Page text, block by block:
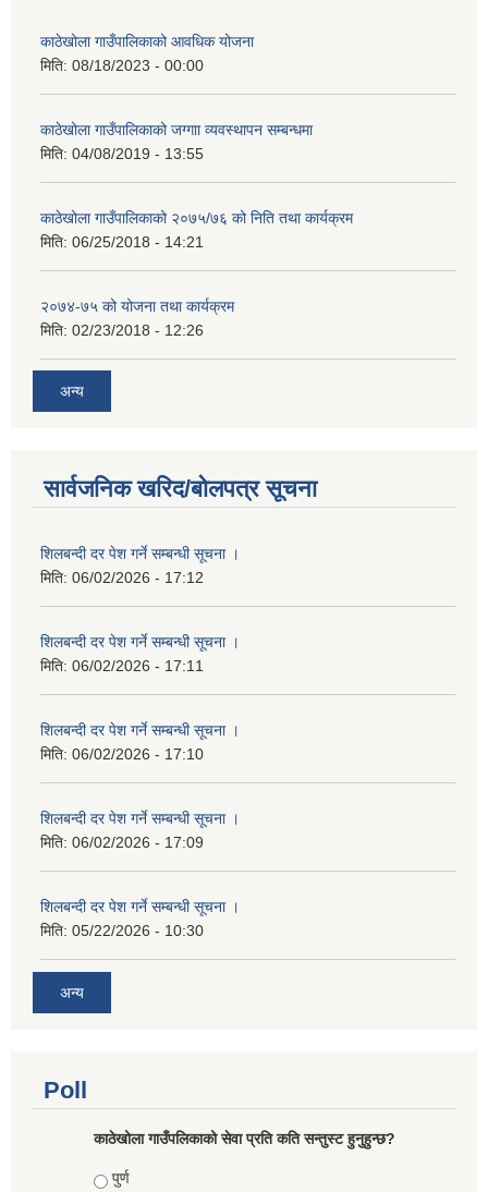
काठेखोला गाउँपालिकाको आवधिक योजना
मिति: 08/18/2023 - 00:00
काठेखोला गाउँपालिकाको जग्गाा व्यवस्थापन सम्बन्धमा
मिति: 04/08/2019 - 13:55
काठेखोला गाउँपालिकाको २०७५/७६ को निति तथा कार्यक्रम
मिति: 06/25/2018 - 14:21
२०७४-७५ को योजना तथा कार्यक्रम
मिति: 02/23/2018 - 12:26
अन्य
सार्वजनिक खरिद/बोलपत्र सूचना
शिलबन्दी दर पेश गर्ने सम्बन्धी सूचना ।
मिति: 06/02/2026 - 17:12
शिलबन्दी दर पेश गर्ने सम्बन्धी सूचना ।
मिति: 06/02/2026 - 17:11
शिलबन्दी दर पेश गर्ने सम्बन्धी सूचना ।
मिति: 06/02/2026 - 17:10
शिलबन्दी दर पेश गर्ने सम्बन्धी सूचना ।
मिति: 06/02/2026 - 17:09
शिलबन्दी दर पेश गर्ने सम्बन्धी सूचना ।
मिति: 05/22/2026 - 10:30
अन्य
Poll
काठेखोला गाउँपलिकाको सेवा प्रति कति सन्तुस्ट हुनुहुन्छ?
Choices
पुर्ण